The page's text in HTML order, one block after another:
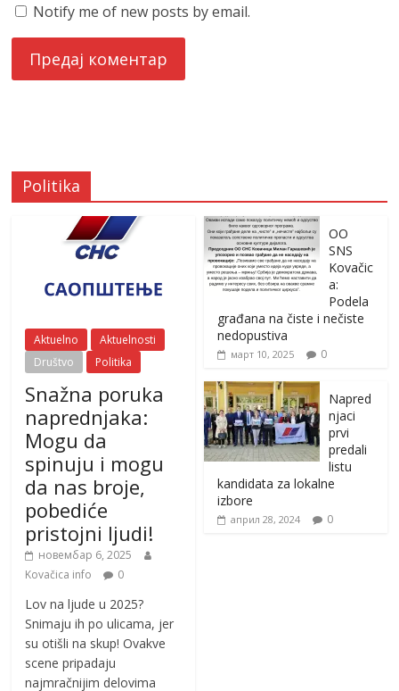
Notify me of new posts by email.
Politika
Aktuelno
Aktuelnosti
Društvo
Politika
Snažna poruka
naprednjaka:
Mogu da
spinuju i mogu
da nas broje,
pobediće
pristojni ljudi!
новембар 6, 2025
Kovačica info
0
Lov na ljude u 2025?
Snimaju ih po ulicama, jer
su otišli na skup! Ovakve
scene pripadaju
najmračnijim delovima
OO
SNS
Kovačic
a:
Podela
građana na čiste i nečiste
nedopustiva
март 10, 2025 0
Napred
njaci
prvi
predali
listu
kandidata za lokalne
izbore
април 28, 2024 0